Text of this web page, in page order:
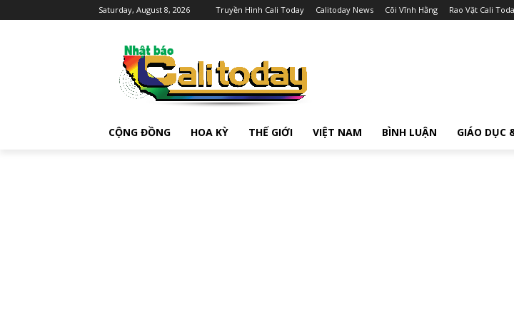
Saturday, August 8, 2026 Truyền Hình Cali Today Calitoday News Cõi Vĩnh Hằng Rao Vặt Cali
CỘNG ĐỒNG HOA KỲ THẾ GIỚI VIỆT NAM BÌNH LUẬN GIÁO DỤC